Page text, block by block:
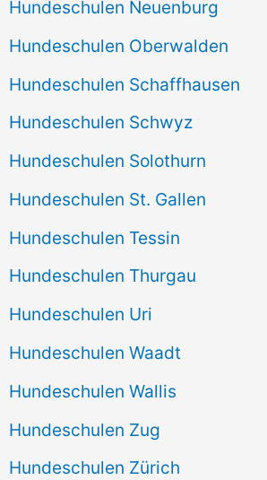
Hundeschulen Neuenburg
Hundeschulen Oberwalden
Hundeschulen Schaffhausen
Hundeschulen Schwyz
Hundeschulen Solothurn
Hundeschulen St. Gallen
Hundeschulen Tessin
Hundeschulen Thurgau
Hundeschulen Uri
Hundeschulen Waadt
Hundeschulen Wallis
Hundeschulen Zug
Hundeschulen Zürich